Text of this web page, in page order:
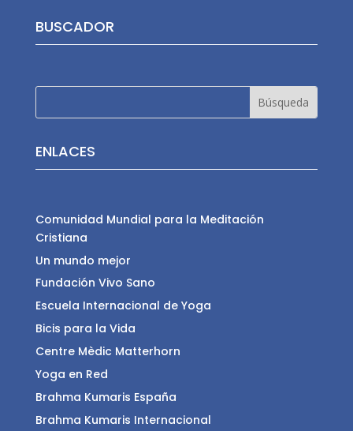
BUSCADOR
ENLACES
Comunidad Mundial para la Meditación
Cristiana
Un mundo mejor
Fundación Vivo Sano
Escuela Internacional de Yoga
Bicis para la Vida
Centre Mèdic Matterhorn
Yoga en Red
Brahma Kumaris España
Brahma Kumaris Internacional